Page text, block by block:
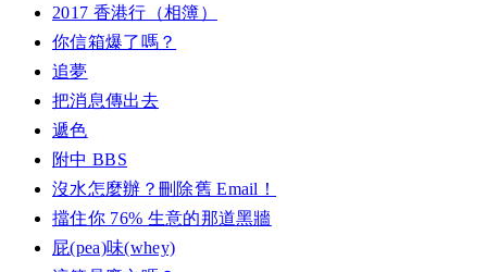
2017 香港行（相簿）
你信箱爆了嗎？
追夢
把消息傳出去
遞色
附中 BBS
沒水怎麼辦？刪除舊 Email！
擋住你 76% 生意的那道黑牆
屁(pea)味(whey)